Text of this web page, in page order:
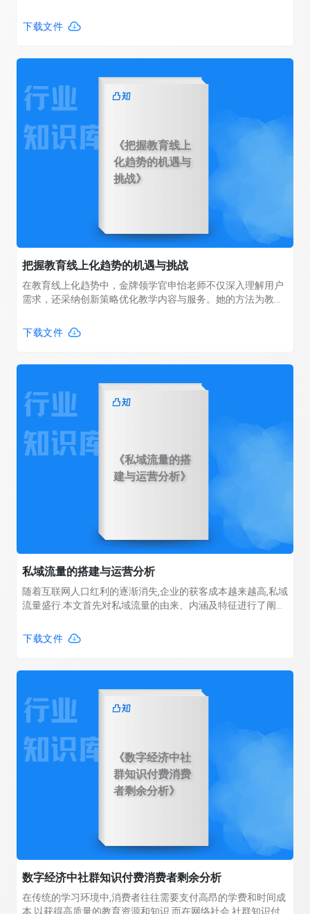
长引擎。
下载文件
《把握教育线上
化趋势的机遇与
挑战》
把握教育线上化趋势的机遇与挑战
在教育线上化趋势中，金牌领学官申怡老师不仅深入理解用户
需求，还采纳创新策略优化教学内容与服务。她的方法为教育
数说通过与申怡老师对话，深入探讨了她如何应对教育线上化
的趋势，并利用这个机会进行教学内容和服务的优化和创新。
下载文件
《私域流量的搭
建与运营分析》
私域流量的搭建与运营分析
随着互联网人口红利的逐渐消失,企业的获客成本越来越高,私域
流量盛行.本文首先对私域流量的由来、内涵及特征进行了阐述;
域流量矩阵、视频平台和社区平台引流、官网和APP引流;最后
从内容优化、品牌口碑、客户关系维护等方面,对私域流量运营
下载文件
《数字经济中社
群知识付费消费
者剩余分析》
数字经济中社群知识付费消费者剩余分析
在传统的学习环境中,消费者往往需要支付高昂的学费和时间成
本,以获得高质量的教育资源和知识.而在网络社会,社群知识付